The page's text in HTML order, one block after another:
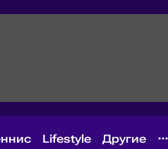
Lifestyle Другие